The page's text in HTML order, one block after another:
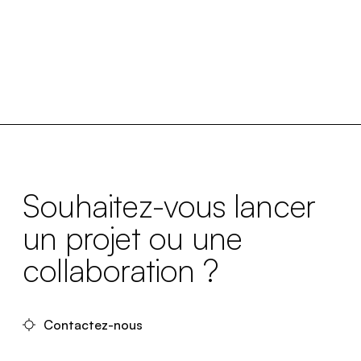
Souhaitez-vous lancer
un projet ou une
collaboration ?
Contactez-nous